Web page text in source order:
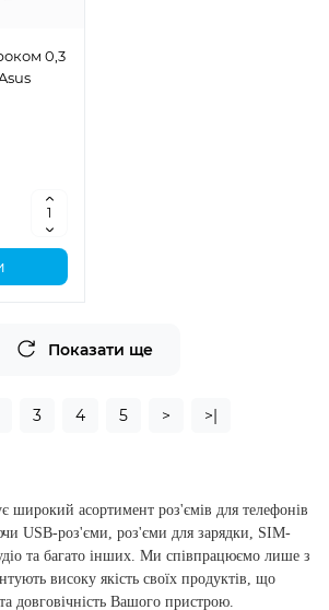
0,3
Показати ще
3 4 5 > >|
широкий асортимент роз'ємів для телефонів
USB-роз'єми, роз'єми для зарядки, SIM-
та багато інших. Ми співпрацюємо лише з
високу якість своїх продуктів, що
довговічність Вашого пристрою.